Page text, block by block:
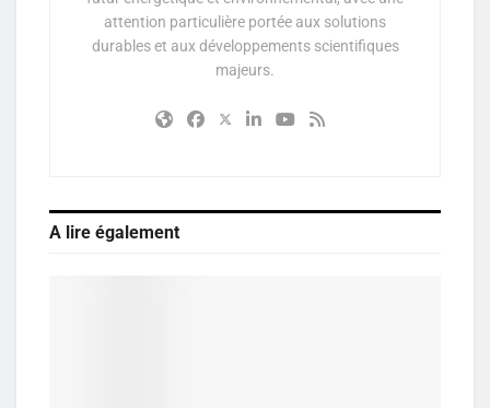
attention particulière portée aux solutions
durables et aux développements scientifiques
majeurs.
A lire également